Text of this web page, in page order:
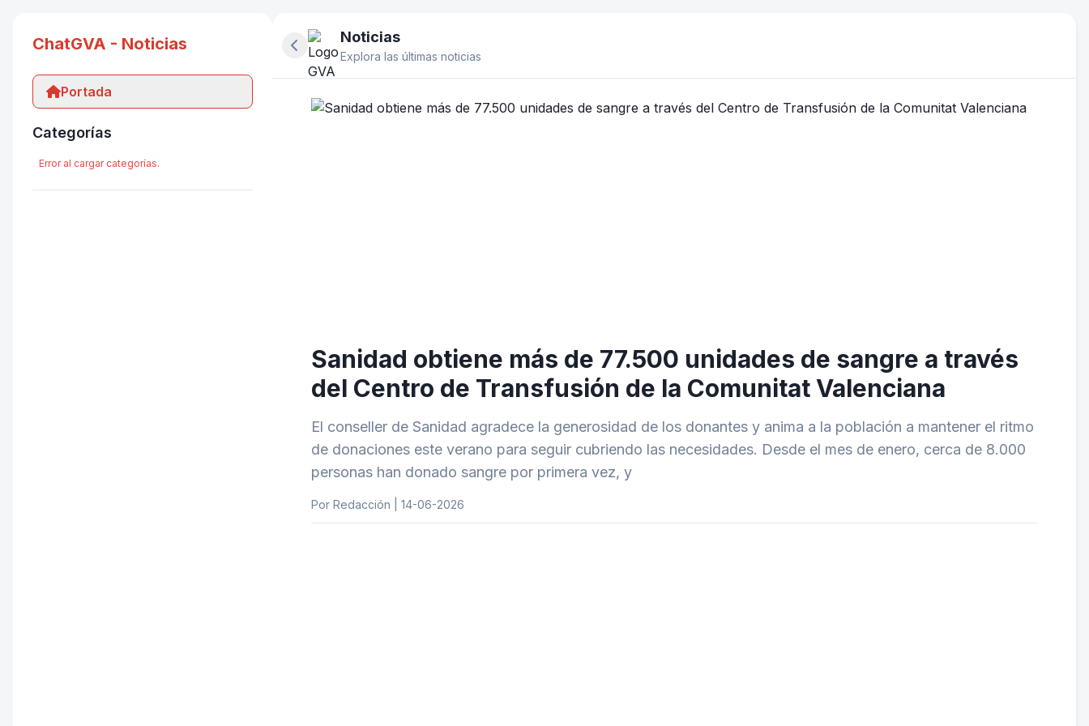
ChatGVA - Noticias
Portada
Categorías
Error al cargar categorías.
Ocultar panel lateral
Noticias
Explora las últimas noticias
Sanidad obtiene más de 77.500 unidades de sangre a través
del Centro de Transfusión de la Comunitat Valenciana
El conseller de Sanidad agradece la generosidad de los donantes y anima a la población a mantener el ritmo
de donaciones este verano para seguir cubriendo las necesidades. Desde el mes de enero, cerca de 8.000
personas han donado sangre por primera vez, y
Por Redacción | 14-06-2026